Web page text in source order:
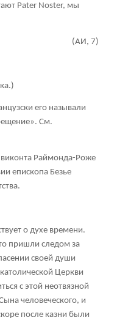
Pater Noster, мы
(АИ, 7)
его называли
См.
Раймонда-Роже
епископа Безье
о духе времени.
пришли следом за
своей души
Церкви
с этой неотвязной
человеческого, и
после казни были